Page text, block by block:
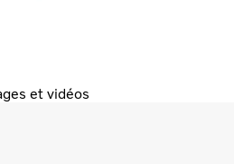
et vidéos